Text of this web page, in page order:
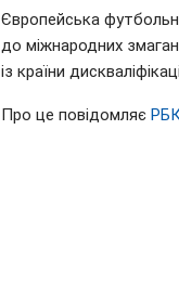
Європейська
до міжнародних
із країни
Про це повідомляє